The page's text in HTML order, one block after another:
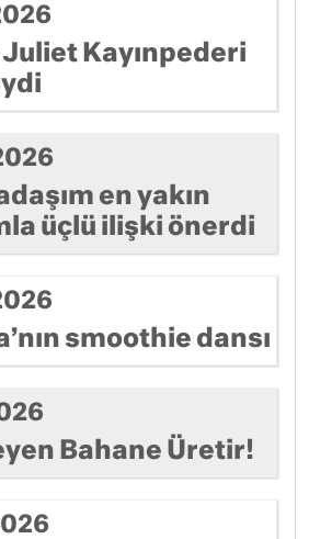
Juliet Kayınpederi
en yakın
üçlü ilişki önerdi
smoothie dansı
Bahane Üretir!